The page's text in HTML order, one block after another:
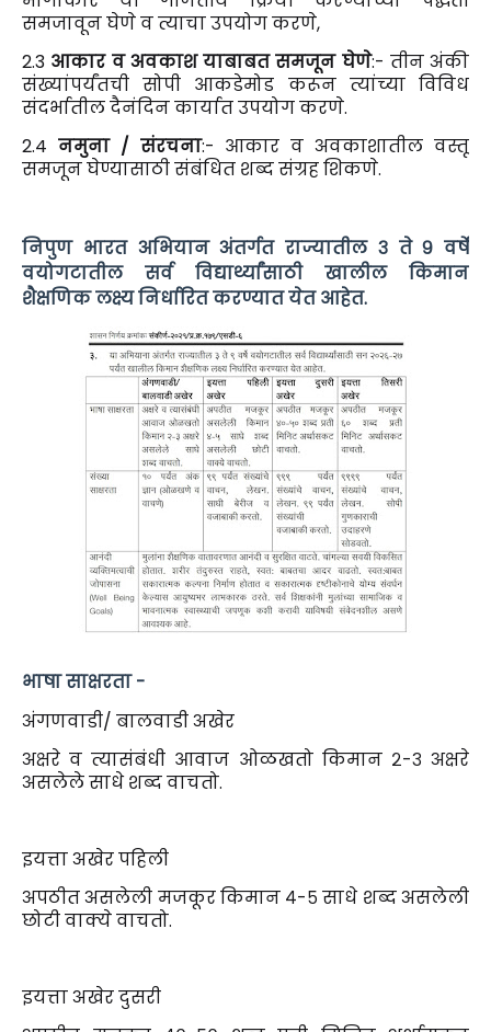
समजावून घेणे व त्याचा उपयोग करणे,
2.3 आकार व अवकाश याबाबत समजून घेणे:- तीन अंकी
संख्यांपर्यंतची सोपी आकडेमोड करून त्यांच्या विविध
संदर्भातील दैनंदिन कार्यात उपयोग करणे.
2.4 नमुना / संरचना:- आकार व अवकाशातील वस्तू
समजून घेण्यासाठी संबंधित शब्द संग्रह शिकणे.
निपुण भारत अभियान अंतर्गत राज्यातील ३ ते ९ वर्षे
वयोगटातील सर्व विद्यार्थ्यांसाठी खालील किमान
शैक्षणिक लक्ष्य निर्धारित करण्यात येत आहेत.
भाषा साक्षरता -
अंगणवाडी/ बालवाडी अखेर
अक्षरे व त्यासंबंधी आवाज ओळखतो किमान २-३ अक्षरे
असलेले साधे शब्द वाचतो.
इयत्ता अखेर पहिली
अपठीत असलेली मजकूर किमान ४-५ साधे शब्द असलेली
छोटी वाक्ये वाचतो.
इयत्ता अखेर दुसरी